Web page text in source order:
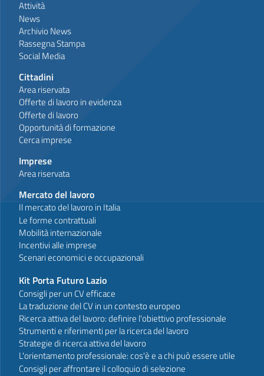
Attività
News
Archivio News
Rassegna Stampa
Social Media
Cittadini
Area riservata
Offerte di lavoro in evidenza
Offerte di lavoro
Opportunità di formazione
Cerca imprese
Imprese
Area riservata
Mercato del lavoro
Il mercato del lavoro in Italia
Le forme contrattuali
Mobilità internazionale
Incentivi alle imprese
Scenari economici e occupazionali
Kit Porta Futuro Lazio
Consigli per un CV efficace
La traduzione del CV in un contesto europeo
Ricerca attiva del lavoro: definire l'obiettivo professionale
Strumenti e riferimenti per la ricerca del lavoro
Strategie di ricerca attiva del lavoro
L'orientamento professionale: cos'è e a chi può essere utile
Consigli per affrontare il colloquio di selezione